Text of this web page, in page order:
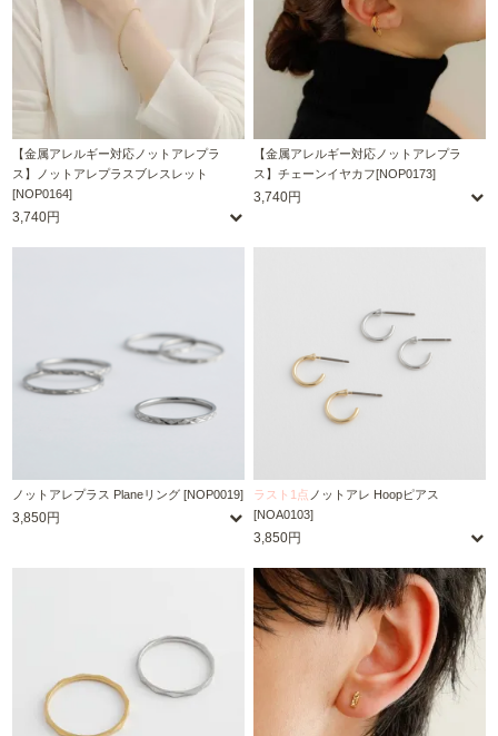
【金属アレルギー対応ノットアレプラ
ス】ノットアレプラスブレスレット
[NOP0164]
3,740円
【金属アレルギー対応ノットアレプラ
ス】チェーンイヤカフ[NOP0173]
3,740円
ノットアレプラス Planeリング [NOP0019]
3,850円
ラスト1点 ノットアレ Hoopピアス
[NOA0103]
3,850円